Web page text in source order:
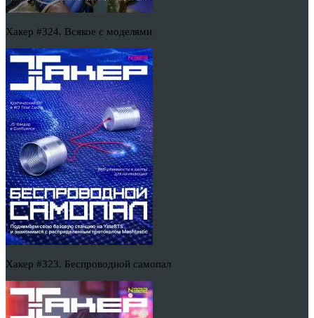
Хакер #324. Всякое с моделями
Хакер #323. Беспроводной самопал